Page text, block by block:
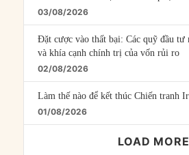
03/08/2026
Đặt cược vào thất bại: Các quỹ đầu tư
và khía cạnh chính trị của vốn rủi ro
02/08/2026
Làm thế nào để kết thúc Chiến tranh
01/08/2026
LOAD MORE